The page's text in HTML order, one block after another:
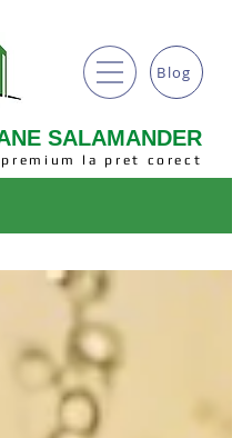
SALAMANDER
premium la pret corect
Blog